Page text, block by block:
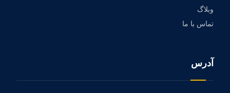
وبلاگ
تماس با ما
آدرس